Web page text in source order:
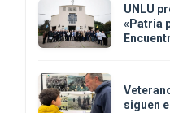
UNLU
«Patria
siguen